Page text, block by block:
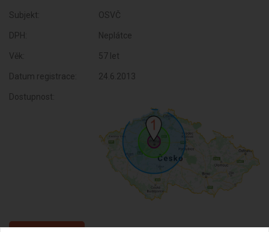
Subjekt: OSVČ
DPH: Neplátce
Věk: 57 let
Datum registrace: 24.6.2013
Dostupnost: